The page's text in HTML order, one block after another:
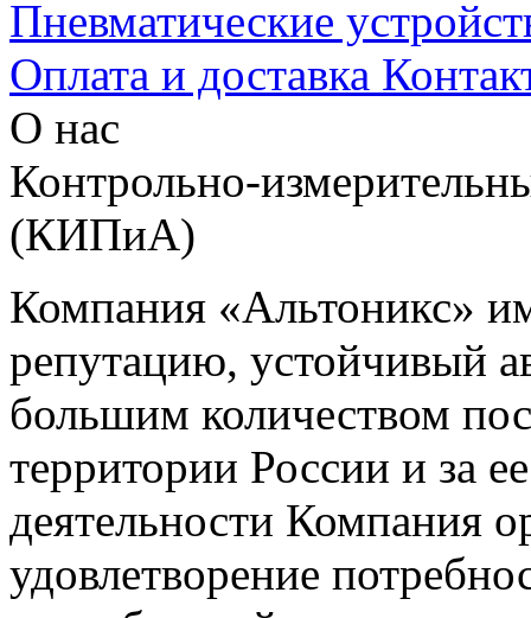
Пневматические
Оплата и доставка
О нас
Контрольно-
(КИПиА)
Компания «Альтоникс»
репутацию, устойчивый
большим количеством
территории России и за
деятельности Компания
удовлетворение